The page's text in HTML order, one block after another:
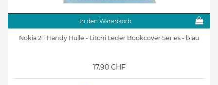
In den Warenkorb
Nokia 2.1 Handy Hülle - Litchi Leder Bookcover Series - blau
17.90 CHF